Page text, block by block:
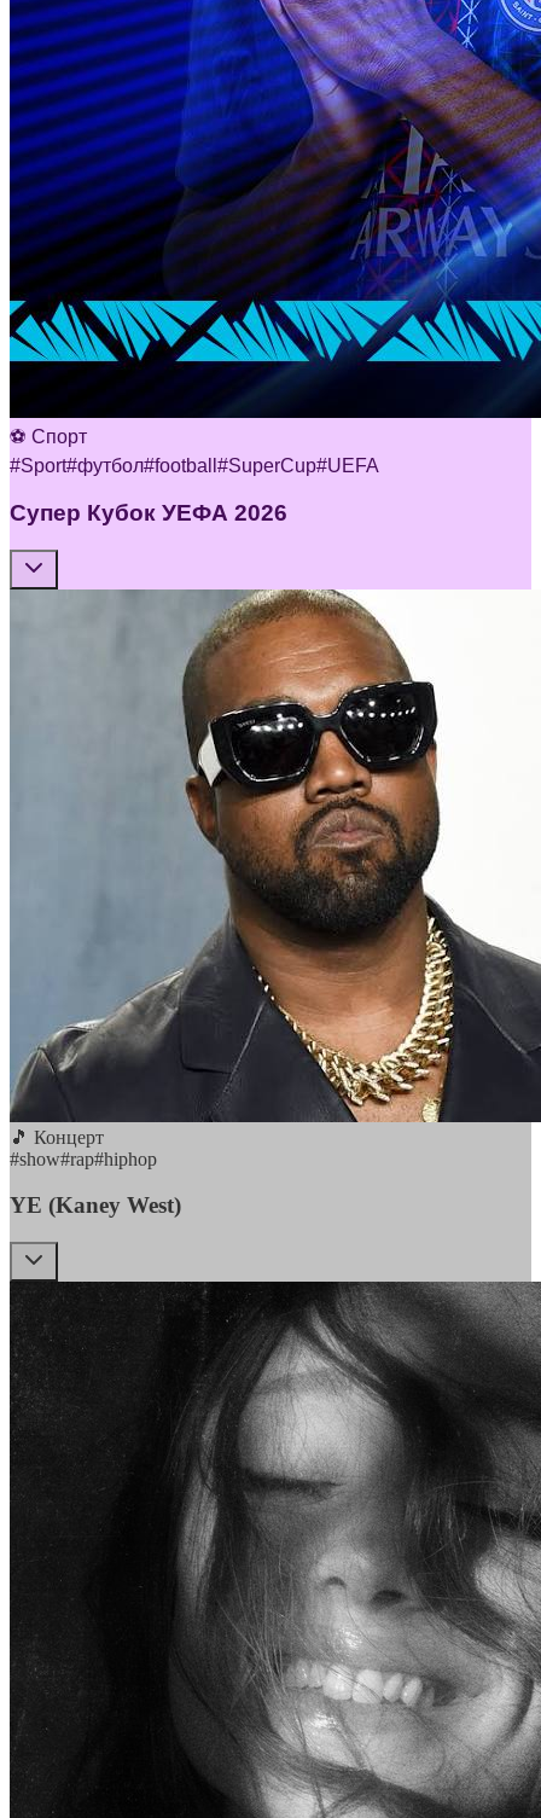
⚽ Спорт
#Sport#футбол#football #SuperCup#UEFA
Супер Кубок УЕФА 2026
🎵 Концерт
#show#rap#hiphop
YE (Kaney West)